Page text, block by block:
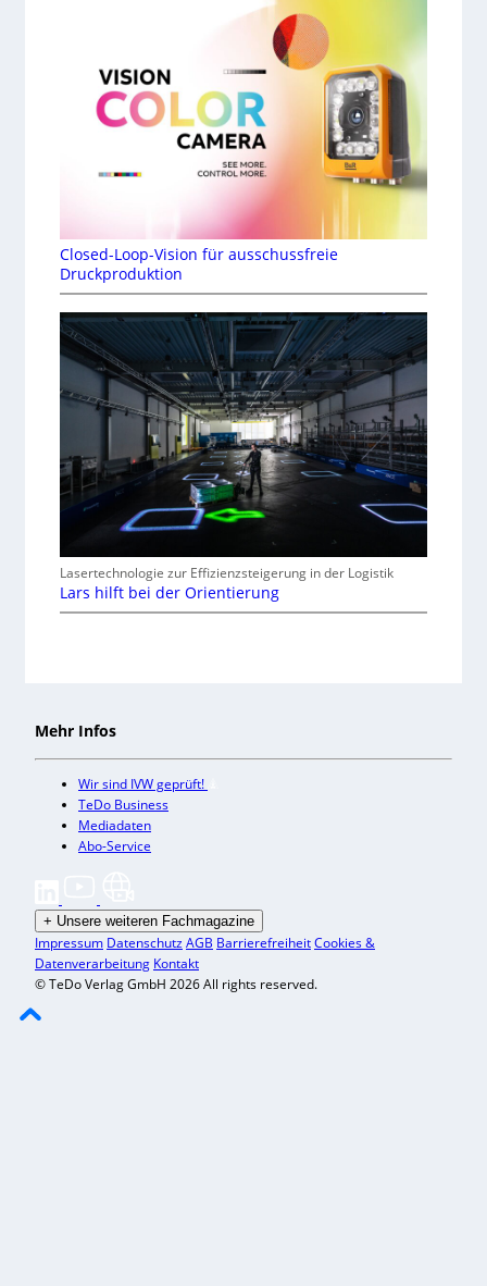
Closed-Loop-Vision für ausschussfreie
Druckproduktion
Lasertechnologie zur Effizienzsteigerung in der Logistik
Lars hilft bei der Orientierung
Mehr Infos
Wir sind IVW geprüft!
TeDo Business
Mediadaten
Abo-Service
+ Unsere weiteren Fachmagazine
Impressum DatenschutzAGB BarrierefreiheitCookies &
Datenverarbeitung Kontakt
© TeDo Verlag GmbH 2026 All rights reserved.